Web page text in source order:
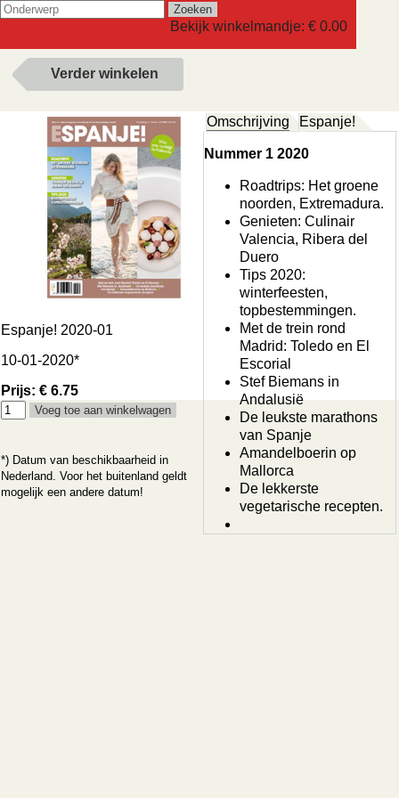
Bekijk winkelmandje: € 0.00
Verder winkelen
Omschrijving
Nummer 1 2020
Roadtrips: Het groene
noorden, Extremadura.
Genieten: Culinair
Valencia, Ribera del
Duero
Tips 2020:
winterfeesten,
topbestemmingen.
Met de trein rond
Madrid: Toledo en El
Escorial
Stef Biemans in
Andalusië
De leukste marathons
van Spanje
Amandelboerin op
Mallorca
De lekkerste
vegetarische recepten.
Espanje!
Espanje! 2020-01
10-01-2020*
Prijs: € 6.75
*) Datum van beschikbaarheid in
Nederland. Voor het buitenland geldt
mogelijk een andere datum!